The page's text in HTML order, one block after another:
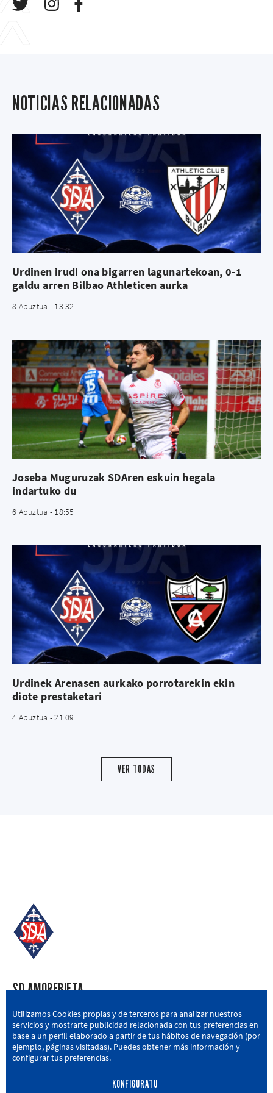
NOTICIAS RELACIONADAS
Urdinen irudi ona bigarren lagunartekoan, 0-1
galdu arren Bilbao Athleticen aurka
8 Abuztua - 13:32
Joseba Muguruzak SDAren eskuin hegala
indartuko du
6 Abuztua - 18:55
Urdinek Arenasen aurkako porrotarekin ekin
diote prestaketari
4 Abuztua - 21:09
VER TODAS
SD AMOREBIETA
San Miguel Kalea, 16, 48340 Amorebieta, Bizkaia
946 604 751 | sda@sdamorebieta.eus
Utilizamos Cookies propias y de terceros para analizar nuestros
servicios y mostrarte publicidad relacionada con tus preferencias en
base a un perfil elaborado a partir de tus hábitos de navegación (por
ejemplo, páginas visitadas). Puedes obtener más información y
configurar tus preferencias.
KONFIGURATU